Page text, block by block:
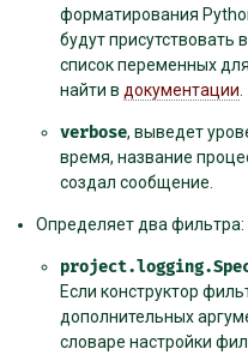
форматирования
будут
список переменных
найти в документации
verbose, выведет
время, название
создал сообщение.
Определяет два фильтра:
Если конструктор
дополнительных
словаре настройки